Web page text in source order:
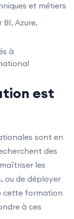
et métiers
Azure,
à
est
sont en
des
les
ou de déployer
cette formation
à ces